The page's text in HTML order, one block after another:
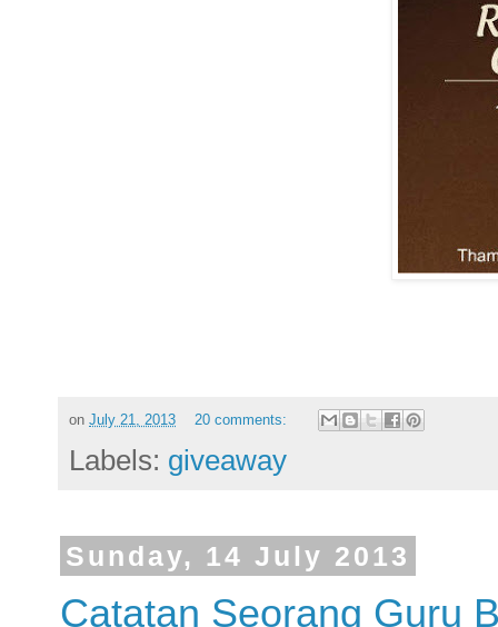
on July 21, 2013 20 comments:
Labels: giveaway
Sunday, 14 July 2013
Catatan Seorang Guru